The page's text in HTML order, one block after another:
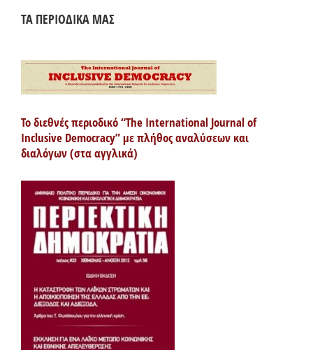
ΤΑ ΠΕΡΙΟΔΙΚΑ ΜΑΣ
Το διεθνές περιοδικό “The International Journal of
Inclusive Democracy” με πλήθος αναλύσεων και
διαλόγων (στα αγγλικά)